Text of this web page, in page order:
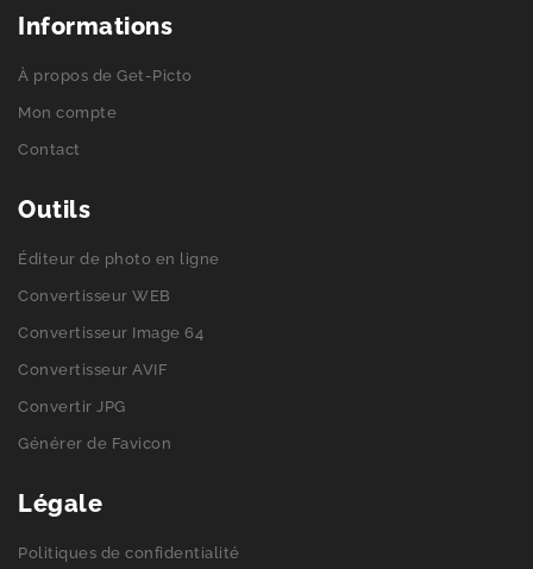
Informations
À propos de Get-Picto
Mon compte
Contact
Outils
Éditeur de photo en ligne
Convertisseur WEB
Convertisseur Image 64
Convertisseur AVIF
Convertir JPG
Générer de Favicon
Légale
Politiques de confidentialité